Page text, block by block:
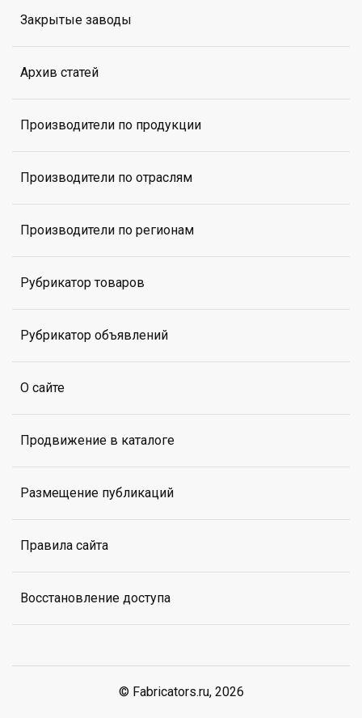
Закрытые заводы
Архив статей
Производители по продукции
Производители по отраслям
Производители по регионам
Рубрикатор товаров
Рубрикатор объявлений
О сайте
Продвижение в каталоге
Размещение публикаций
Правила сайта
Восстановление доступа
© Fabricators.ru, 2026